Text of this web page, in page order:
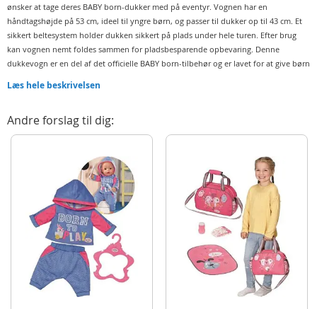
ønsker at tage deres BABY born-dukker med på eventyr. Vognen har en
håndtagshøjde på 53 cm, ideel til yngre børn, og passer til dukker op til 43 cm. Et
sikkert beltesystem holder dukken sikkert på plads under hele turen. Efter brug
kan vognen nemt foldes sammen for pladsbesparende opbevaring. Denne
dukkevogn er en del af det officielle BABY born-tilbehør og er lavet for at give børn
Indeholder:
Detaljer:
Håndtagshøjde: 53 cm
Produktdetaljer
4001167838327
Læs hele beskrivelsen
Andre forslag til dig: